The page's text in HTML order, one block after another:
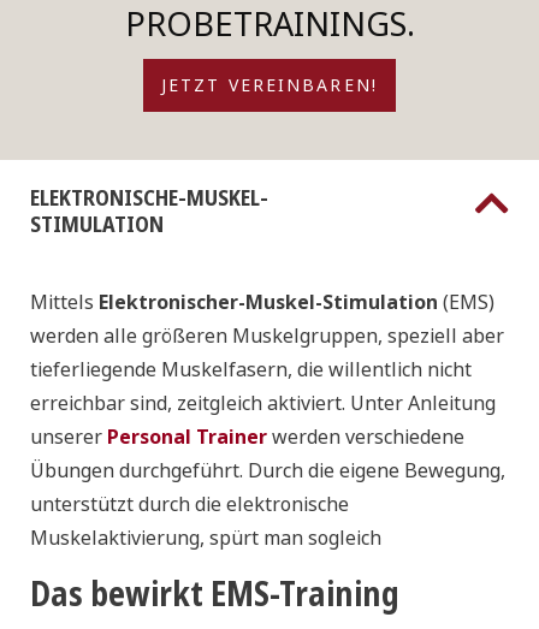
PROBETRAININGS.
JETZT VEREINBAREN!
ELEKTRONISCHE-MUSKEL-
STIMULATION
Mittels Elektronischer-Muskel-Stimulation (EMS)
werden alle größeren Muskelgruppen, speziell aber
tieferliegende Muskelfasern, die willentlich nicht
erreichbar sind, zeitgleich aktiviert. Unter Anleitung
unserer Personal Trainerwerden verschiedene
Übungen durchgeführt. Durch die eigene Bewegung,
unterstützt durch die elektronische
Muskelaktivierung, spürt man sogleich
Das bewirkt EMS-Training